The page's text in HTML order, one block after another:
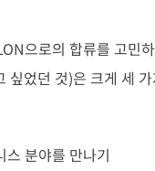
으로의 합류를 고민
싶었던 것)은 크게 세
스 분야를 만나기